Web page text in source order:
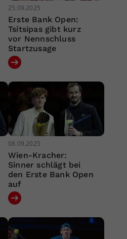
25.09.2025
Erste Bank Open:
Tsitsipas gibt kurz
vor Nennschluss
Startzusage
08.09.2025
Wien-Kracher:
Sinner schlägt bei
den Erste Bank Open
auf